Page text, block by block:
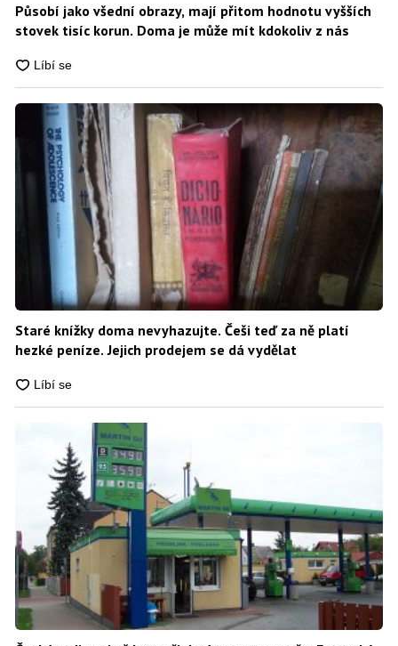
Působí jako všední obrazy, mají přitom hodnotu vyšších
stovek tisíc korun. Doma je může mít kdokoliv z nás
Staré knížky doma nevyhazujte. Češi teď za ně platí
hezké peníze. Jejich prodejem se dá vydělat